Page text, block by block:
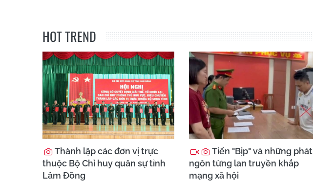
HOT TREND
Thành lập các đơn vị trực
thuộc Bộ Chỉ huy quân sự tỉnh
Lâm Đồng
Tiến "Bịp" và những phát
ngôn từng lan truyền khắp
mạng xã hội